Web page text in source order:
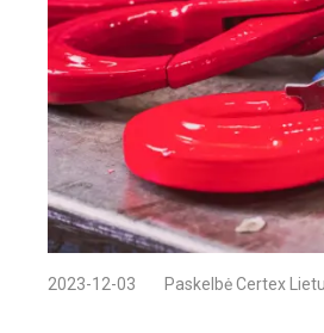
2023-12-03 PaskelbėCertex